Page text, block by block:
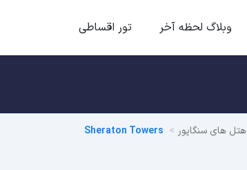
وبلاگ لحظه آخر تور اقساطی
هتل های سنگاپور Sheraton Towers